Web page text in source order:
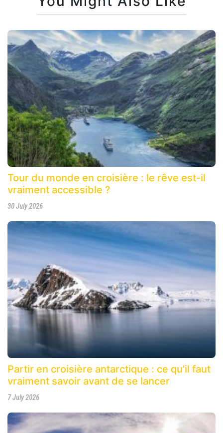
Tour du monde en croisière : le rêve est-il
vraiment accessible ?
30 July 2026
Partir en croisière antarctique : ce qu’il faut
vraiment savoir avant de se lancer
7 July 2026